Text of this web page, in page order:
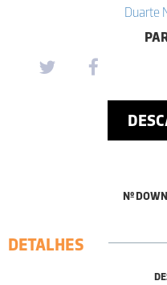
Duarte
Nº
DETALHES